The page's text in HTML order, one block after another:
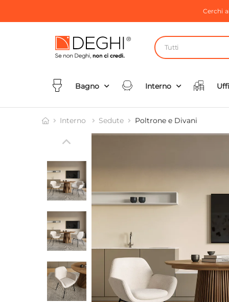
Cerchi
Tutti
Bagno Interno
Interno Sedute Poltrone e Divani